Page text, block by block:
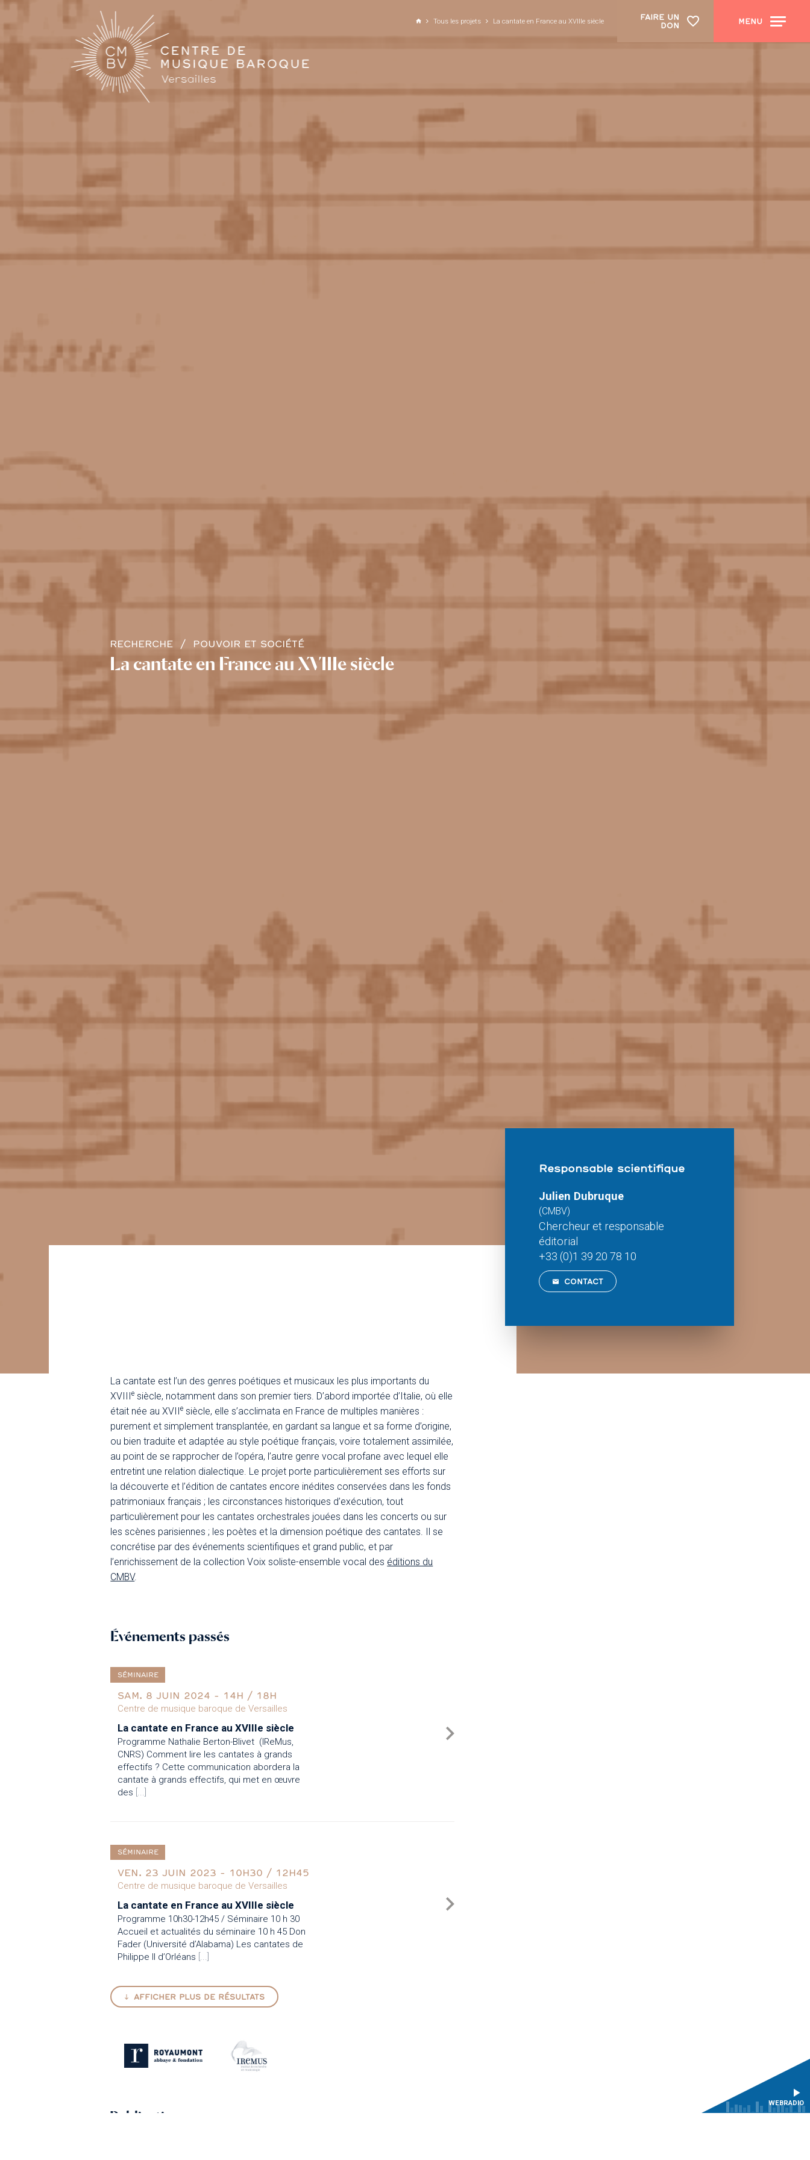
Tous les projets La cantate en France au XVIIIe siècle
RECHERCHE POUVOIR ET SOCIÉTÉ
La cantate en France au XVIIIe siècle
La cantate est l’un des genres poétiques et musicaux les plus importants du
XVIIIe siècle, notamment dans son premier tiers. D’abord importée d’Italie, où elle
était née au XVIIe siècle, elle s’acclimata en France de multiples manières :
purement et simplement transplantée, en gardant sa langue et sa forme d’origine,
ou bien traduite et adaptée au style poétique français, voire totalement assimilée,
au point de se rapprocher de l’opéra, l’autre genre vocal profane avec lequel elle
entretint une relation dialectique. Le projet porte particulièrement ses efforts sur
la découverte et l’édition de cantates encore inédites conservées dans les fonds
patrimoniaux français ; les circonstances historiques d’exécution, tout
particulièrement pour les cantates orchestrales jouées dans les concerts ou sur
les scènes parisiennes ; les poètes et la dimension poétique des cantates. Il se
concrétise par des événements scientifiques et grand public, et par
l’enrichissement de la collection Voix soliste-ensemble vocal des éditions du
CMBV.
Événements passés
SÉMINAIRE
SAM. 8 JUIN 2024 - 14H / 18H
Centre de musique baroque de Versailles
La cantate en France au XVIIIe siècle
Programme Nathalie Berton-Blivet (IReMus,
CNRS) Comment lire les cantates à grands
effectifs ? Cette communication abordera la
cantate à grands effectifs, qui met en œuvre
des
SÉMINAIRE
VEN. 23 JUIN 2023 - 10H30 / 12H45
Centre de musique baroque de Versailles
La cantate en France au XVIIIe siècle
Programme 10h30-12h45 / Séminaire 10 h 30
Accueil et actualités du séminaire 10 h 45 Don
Fader (Université d’Alabama) Les cantates de
Philippe II d’Orléans [...]
AFFICHER PLUS DE RÉSULTATS
Responsable scientifique
Julien Dubruque
(CMBV)
Chercheur et responsable
éditorial
+33 (0)1 39 20 78 10
CONTACT
Publications
WEBRADIO
FAIRE UN
DON
MENU